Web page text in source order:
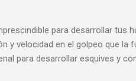
para desarrollar tus
y velocidad en el golpeo que la
para desarrollar esquives y